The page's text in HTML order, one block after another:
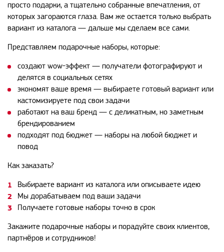
просто подарки, а тщательно собранные впечатления, от
которых загораются глаза. Вам же остается только выбрать
вариант из каталога — дальше мы сделаем все сами.
Представляем подарочные наборы, которые:
создают wow-эффект — получатели фотографируют и
делятся в социальных сетях
экономят ваше время — выбираете готовый вариант или
кастомизируете под свои задачи
работают на ваш бренд — с деликатным, но заметным
брендированием
подходят под бюджет — наборы на любой бюджет и
повод
Как заказать?
Выбираете вариант из каталога или описываете идею
Мы дорабатываем под ваши задачи
Получаете готовые наборы точно в срок
Закажите подарочные наборы и порадуйте своих клиентов,
партнёров и сотрудников!